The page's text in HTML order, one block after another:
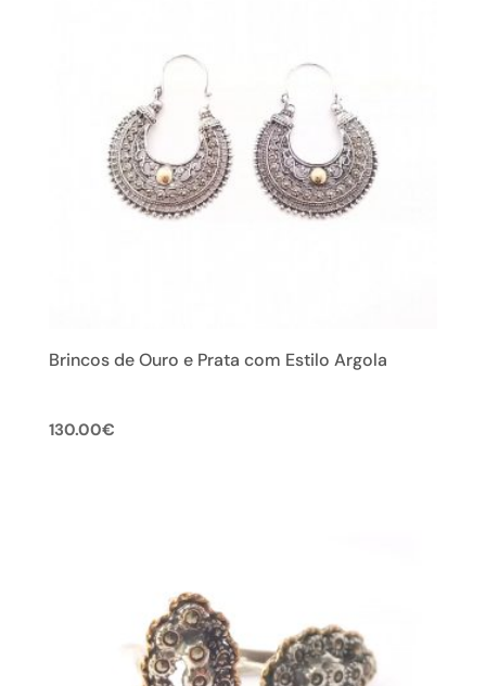
Brincos de Ouro e Prata com Estilo Argola
130.00€